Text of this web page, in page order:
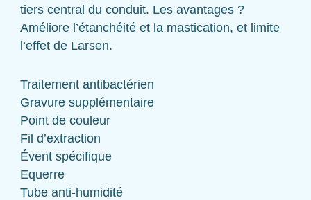
tiers central du conduit. Les avantages ?
Améliore l’étanchéité et la mastication, et limite
l’effet de Larsen.
Traitement antibactérien
Gravure supplémentaire
Point de couleur
Fil d’extraction
Évent spécifique
Equerre
Tube anti-humidité